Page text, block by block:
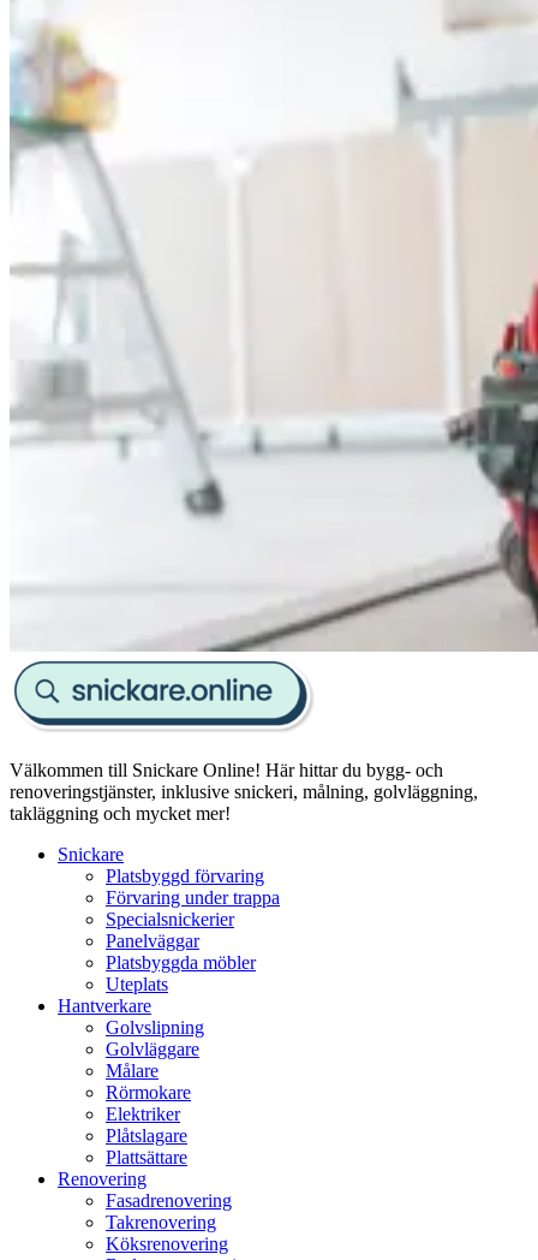
Välkommen till Snickare Online! Här hittar du bygg- och
renoveringstjänster, inklusive snickeri, målning, golvläggning,
takläggning och mycket mer!
Snickare
Platsbyggd förvaring
Förvaring under trappa
Specialsnickerier
Panelväggar
Platsbyggda möbler
Uteplats
Hantverkare
Golvslipning
Golvläggare
Målare
Rörmokare
Elektriker
Plåtslagare
Plattsättare
Renovering
Fasadrenovering
Takrenovering
Köksrenovering